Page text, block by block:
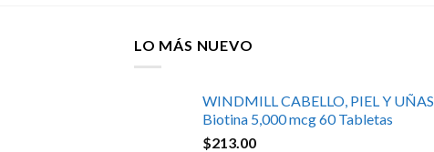
LO MÁS NUEVO
WINDMILL CABELLO, PIEL Y UÑAS
Biotina 5,000 mcg 60 Tabletas
$213.00